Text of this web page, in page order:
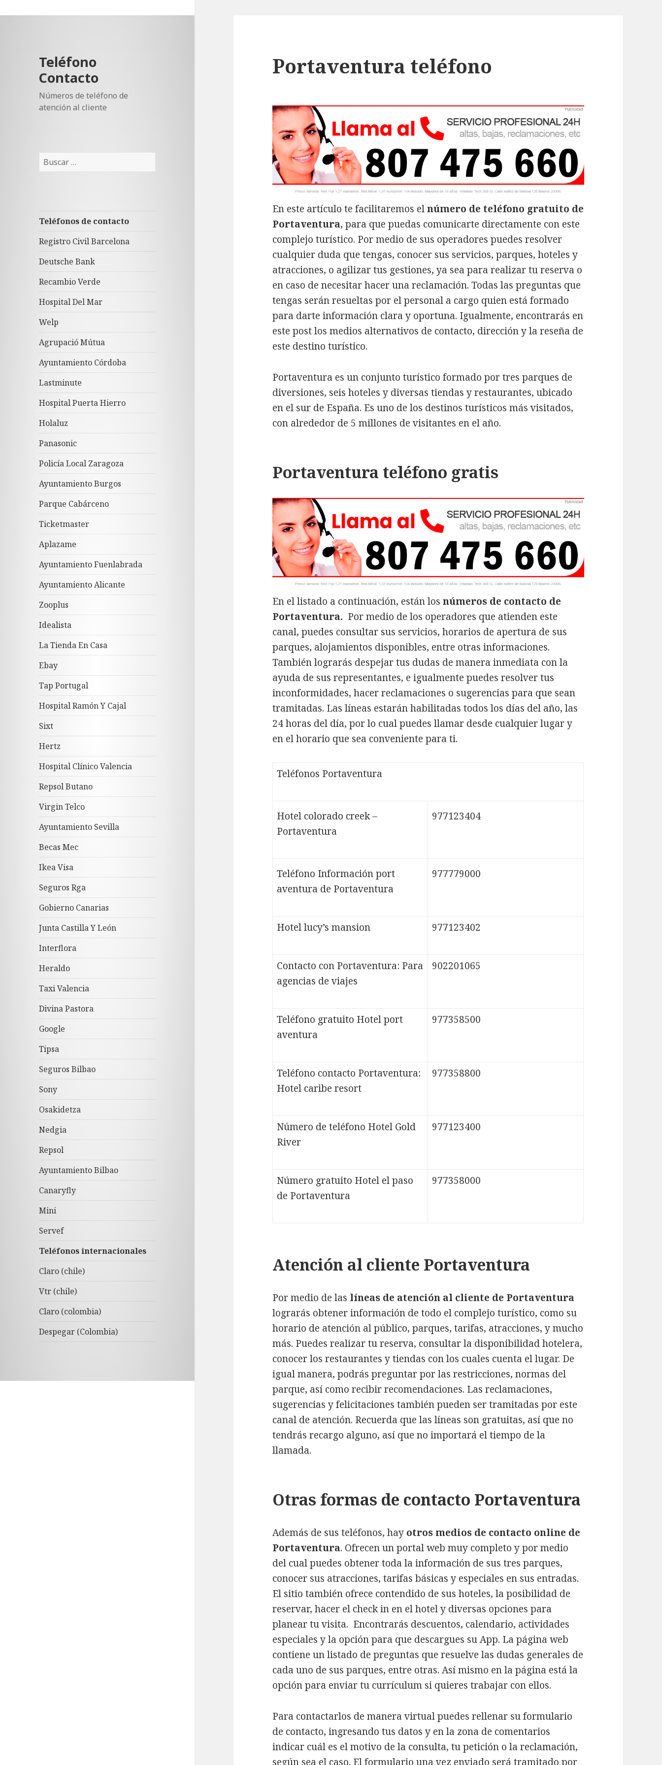
Teléfono
Contacto
Números de teléfono de
atención al cliente
Buscar:
Teléfonos de contacto
Registro Civil Barcelona
Deutsche Bank
Recambio Verde
Hospital Del Mar
Welp
Agrupació Mútua
Ayuntamiento Córdoba
Lastminute
Hospital Puerta Hierro
Holaluz
Panasonic
Policía Local Zaragoza
Ayuntamiento Burgos
Parque Cabárceno
Ticketmaster
Aplazame
Ayuntamiento Fuenlabrada
Ayuntamiento Alicante
Zooplus
Idealista
La Tienda En Casa
Ebay
Tap Portugal
Hospital Ramón Y Cajal
Sixt
Hertz
Hospital Clínico Valencia
Repsol Butano
Virgin Telco
Ayuntamiento Sevilla
Becas Mec
Ikea Visa
Seguros Rga
Gobierno Canarias
Junta Castilla Y León
Interflora
Heraldo
Taxi Valencia
Divina Pastora
Google
Tipsa
Seguros Bilbao
Sony
Osakidetza
Nedgia
Repsol
Ayuntamiento Bilbao
Canaryfly
Mini
Servef
Teléfonos internacionales
Claro (chile)
Vtr (chile)
Claro (colombia)
Despegar (Colombia)
Portaventura teléfono
En este artículo te facilitaremos elnúmero de teléfono gratuito de
Portaventura, para que puedas comunicarte directamente con este
complejo turístico. Por medio de sus operadores puedes resolver
cualquier duda que tengas, conocer sus servicios, parques, hoteles y
atracciones, o agilizar tus gestiones, ya sea para realizar tu reserva o
en caso de necesitar hacer una reclamación. Todas las preguntas que
tengas serán resueltas por el personal a cargo quien está formado
para darte información clara y oportuna. Igualmente, encontrarás en
este post los medios alternativos de contacto, dirección y la reseña de
este destino turístico.
Portaventura es un conjunto turístico formado por tres parques de
diversiones, seis hoteles y diversas tiendas y restaurantes, ubicado
en el sur de España. Es uno de los destinos turísticos más visitados,
con alrededor de 5 millones de visitantes en el año.
Portaventura teléfono gratis
En el listado a continuación, están losnúmeros de contacto de
Portaventura. Por medio de los operadores que atienden este
canal, puedes consultar sus servicios, horarios de apertura de sus
parques, alojamientos disponibles, entre otras informaciones.
También lograrás despejar tus dudas de manera inmediata con la
ayuda de sus representantes, e igualmente puedes resolver tus
inconformidades, hacer reclamaciones o sugerencias para que sean
tramitadas. Las líneas estarán habilitadas todos los días del año, las
24 horas del día, por lo cual puedes llamar desde cualquier lugar y
en el horario que sea conveniente para ti.
Teléfonos Portaventura
Hotel colorado creek –
Portaventura
977123404
Teléfono Información port
aventura de Portaventura
977779000
Hotel lucy’s mansion 977123402
Contacto con Portaventura: Para
agencias de viajes
902201065
Teléfono gratuito Hotel port
aventura
977358500
Teléfono contacto Portaventura:
Hotel caribe resort
977358800
Número de teléfono Hotel Gold
River
977123400
Número gratuito Hotel el paso
de Portaventura
977358000
Atención al cliente Portaventura
Por medio de las líneas de atención al cliente de Portaventura
lograrás obtener información de todo el complejo turístico, como su
horario de atención al público, parques, tarifas, atracciones, y mucho
más. Puedes realizar tu reserva, consultar la disponibilidad hotelera,
conocer los restaurantes y tiendas con los cuales cuenta el lugar. De
igual manera, podrás preguntar por las restricciones, normas del
parque, así como recibir recomendaciones. Las reclamaciones,
sugerencias y felicitaciones también pueden ser tramitadas por este
canal de atención. Recuerda que las líneas son gratuitas, así que no
tendrás recargo alguno, así que no importará el tiempo de la
llamada.
Otras formas de contacto Portaventura
Además de sus teléfonos, hay otros medios de contacto online de
Portaventura. Ofrecen un portal web muy completo y por medio
del cual puedes obtener toda la información de sus tres parques,
conocer sus atracciones, tarifas básicas y especiales en sus entradas.
El sitio también ofrece contendido de sus hoteles, la posibilidad de
reservar, hacer el check in en el hotel y diversas opciones para
planear tu visita. Encontrarás descuentos, calendario, actividades
especiales y la opción para que descargues su App. La página web
contiene un listado de preguntas que resuelve las dudas generales de
cada uno de sus parques, entre otras. Así mismo en la página está la
opción para enviar tu currículum si quieres trabajar con ellos.
Para contactarlos de manera virtual puedes rellenar su formulario
de contacto, ingresando tus datos y en la zona de comentarios
indicar cuál es el motivo de la consulta, tu petición o la reclamación,
según sea el caso. El formulario una vez enviado será tramitado por